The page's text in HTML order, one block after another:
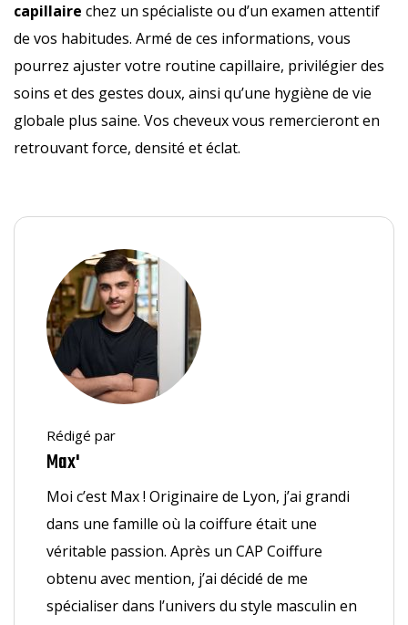
capillaire chez un spécialiste ou d’un examen attentif
de vos habitudes. Armé de ces informations, vous
pourrez ajuster votre routine capillaire, privilégier des
soins et des gestes doux, ainsi qu’une hygiène de vie
globale plus saine. Vos cheveux vous remercieront en
retrouvant force, densité et éclat.
Rédigé par
Max'
Moi c’est Max ! Originaire de Lyon, j’ai grandi
dans une famille où la coiffure était une
véritable passion. Après un CAP Coiffure
obtenu avec mention, j’ai décidé de me
spécialiser dans l’univers du style masculin en